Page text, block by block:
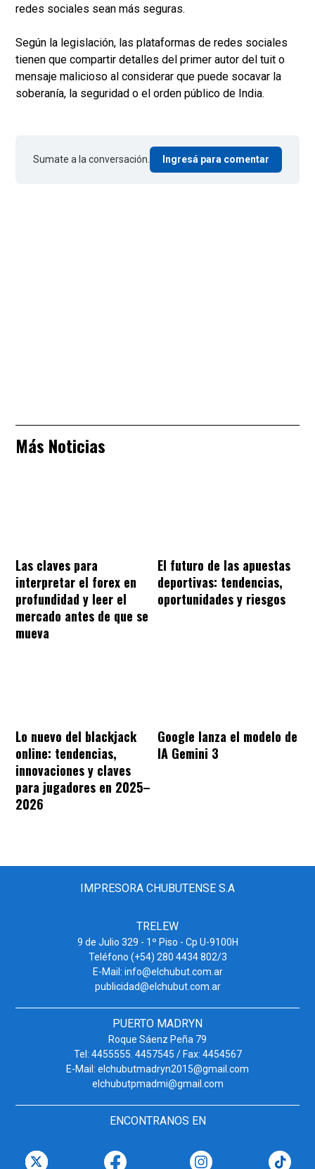
redes sociales sean más seguras.
Según la legislación, las plataformas de redes sociales
tienen que compartir detalles del primer autor del tuit o
mensaje malicioso al considerar que puede socavar la
soberanía, la seguridad o el orden público de India.
Sumate a la conversación. Ingresá para comentar
Más Noticias
Las claves para
interpretar el forex en
profundidad y leer el
mercado antes de que se
mueva
El futuro de las apuestas
deportivas: tendencias,
oportunidades y riesgos
Lo nuevo del blackjack
online: tendencias,
innovaciones y claves
para jugadores en 2025–
2026
Google lanza el modelo de
IA Gemini 3
IMPRESORA CHUBUTENSE S.A
TRELEW
9 de Julio 329 - 1º Piso - Cp U-9100H
Teléfono (+54) 280 4434 802/3
E-Mail: info@elchubut.com.ar
publicidad@elchubut.com.ar
PUERTO MADRYN
Roque Sáenz Peña 79
Tel: 4455555. 4457545 / Fax: 4454567
E-Mail: elchubutmadryn2015@gmail.com
elchubutpmadmi@gmail.com
ENCONTRANOS EN